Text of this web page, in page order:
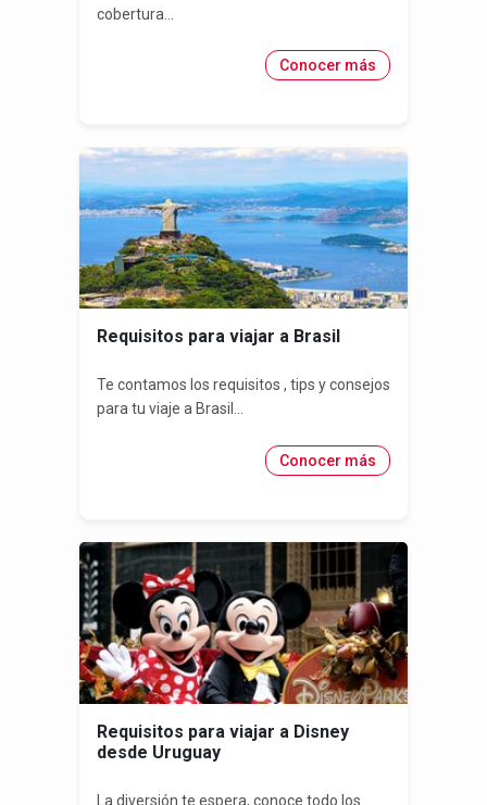
cobertura...
Conocer más
Requisitos para viajar a Brasil
Te contamos los requisitos , tips y consejos
para tu viaje a Brasil...
Conocer más
Requisitos para viajar a Disney
desde Uruguay
La diversión te espera, conoce todo los